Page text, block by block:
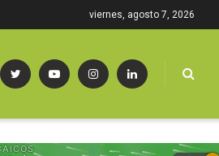
viernes, agosto 7, 2026